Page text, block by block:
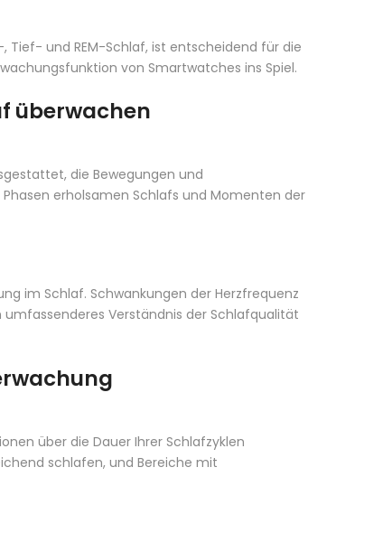
Tief- und REM-Schlaf, ist entscheidend für die
von Smartwatches ins Spiel.
überwachen
die Bewegungen und
erholsamen Schlafs und Momenten der
im Schlaf. Schwankungen der Herzfrequenz
Verständnis der Schlafqualität
über die Dauer Ihrer Schlafzyklen
schlafen, und Bereiche mit